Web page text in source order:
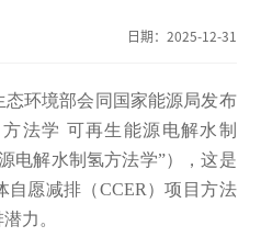
日期： 2025-12-31
态环境部会同国家能源局发布
法学 可再生能源电解水制
电解水制氢方法学”），这是
愿减排（CCER）项目方法
力。